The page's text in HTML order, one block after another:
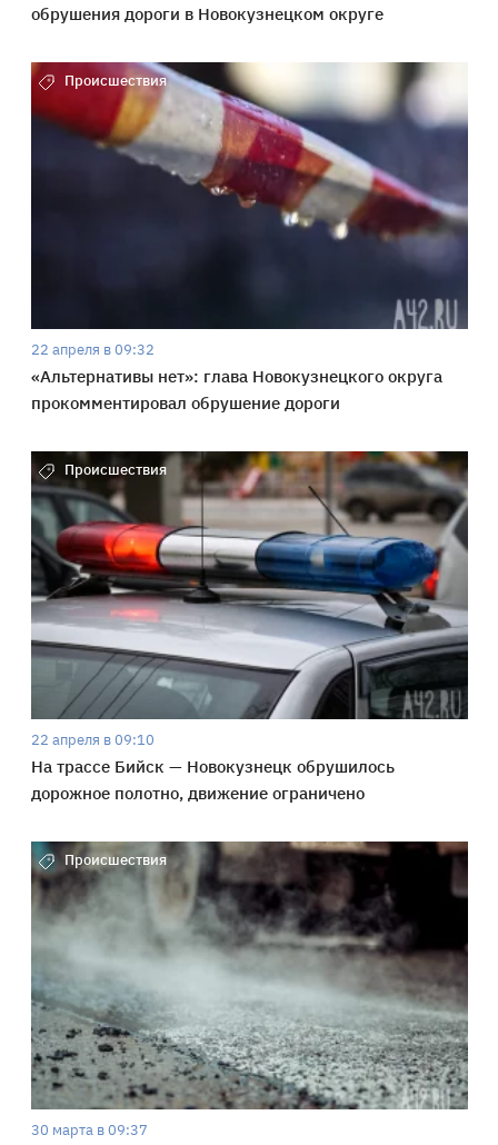
обрушения дороги в Новокузнецком округе
Происшествия
22 апреля в 09:32
«Альтернативы нет»: глава Новокузнецкого округа
прокомментировал обрушение дороги
Происшествия
22 апреля в 09:10
На трассе Бийск — Новокузнецк обрушилось
дорожное полотно, движение ограничено
Происшествия
30 марта в 09:37